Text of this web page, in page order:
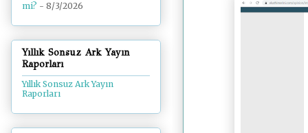
mi? - 8/3/2026
Yıllık Sonsuz Ark Yayın
Raporları
Yıllık Sonsuz Ark Yayın
Raporları